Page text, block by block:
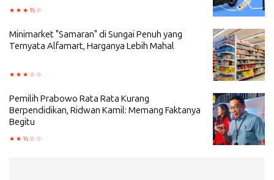
Minimarket "Samaran" di Sungai Penuh yang
Ternyata Alfamart, Harganya Lebih Mahal
Pemilih Prabowo Rata Rata Kurang
Berpendidikan, Ridwan Kamil: Memang Faktanya
Begitu